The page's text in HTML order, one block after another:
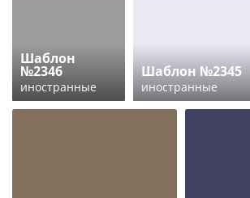
Шаблон
№2346
иностранные
Шаблон №2345
иностранные